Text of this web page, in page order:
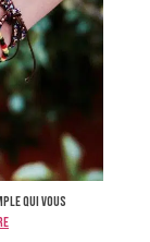
qui vous